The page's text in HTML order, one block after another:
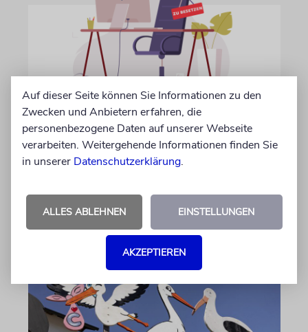
IN EIGENER SACHE
Volontär/in gesucht
Wir suchen zum 15. Oktober 2026 einen
06.07.2026
Auf dieser Seite können Sie Informationen zu den
Zwecken und Anbietern erfahren, die
personenbezogene Daten auf unserer Webseite
verarbeiten. Weitergehende Informationen finden Sie
in unserer Datenschutzerklärung.
ALLES ABLEHNEN EINSTELLUNGEN
AKZEPTIEREN